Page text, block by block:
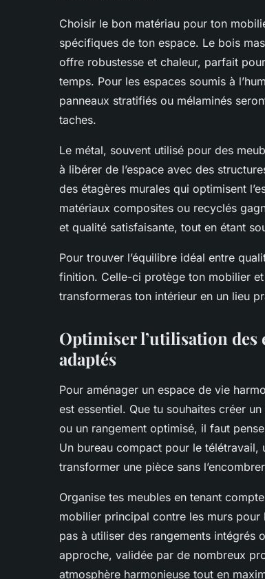
Choisir le bon matériau pour ton
spécifiques de ton espace. Le bois
offre robustesse et chaleur, parfait
temps. Pour les espaces soumis à
panneaux stratifiés ou mélaminés
taches.
Le métal, souvent utilisé pour des
à libérer de l’espace avec des
des étagères murales qui optimisent
matériaux composites ou recyclés
et qualité satisfaisante, tout en étant
Pour trouver l’équilibre idéal entre
finition. Celle-ci protège ton mobilier
transformeras ton intérieur en un lieu
Optimiser l’utilisation des
adaptés
Pour aménager un espace de vie
est essentiel. Que tu souhaites créer
ou un rangement optimisé, il faut
Un bureau compact pour le
transformer une pièce sans
Organise tes meubles en tenant
mobilier principal contre les murs
pas à utiliser des rangements intégrés
approche, validée par de nombreux
atmosphère harmonieuse tout en